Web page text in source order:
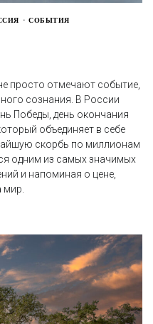
СОБЫТИЯ
просто отмечают событие,
сознания. В России
Победы, день окончания
объединяет в себе
скорбь по миллионам
одним из самых значимых
и напоминая о цене,